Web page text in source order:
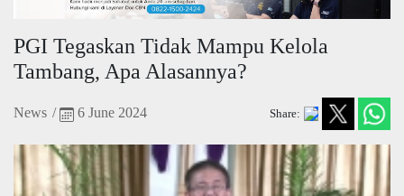
PGI Tegaskan Tidak Mampu Kelola
Tambang, Apa Alasannya?
News / 6 June 2024 Share: